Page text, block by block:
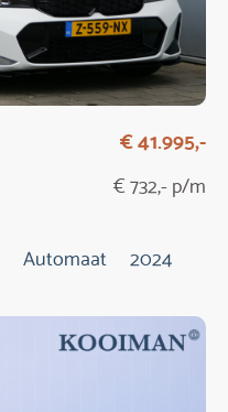
€ 41.995,-
€ 732,- p/m
Automaat 2024